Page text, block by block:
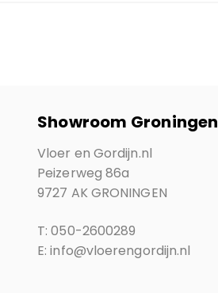
Showroom Groningen
Vloer en Gordijn.nl
Peizerweg 86a
9727 AK GRONINGEN
T: 050-2600289
E: info@vloerengordijn.nl